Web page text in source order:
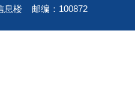
息楼 邮编：100872